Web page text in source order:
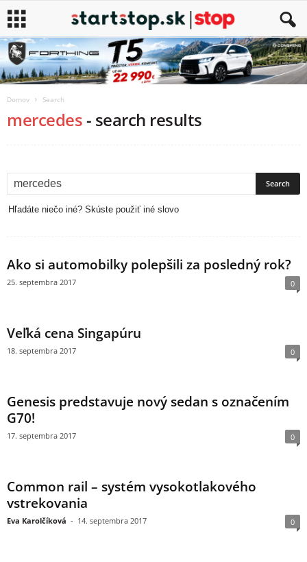
Domov Search
mercedes- search results
Hľadáte niečo iné? Skúste použiť iné slovo
Ako si automobilky polepšili za posledný rok?
25. septembra 2017 0
Veľká cena Singapúru
18. septembra 2017 0
Genesis predstavuje nový sedan s označením
G70!
17. septembra 2017 0
Common rail – systém vysokotlakového
vstrekovania
Eva Karolčíková - 14. septembra 2017 0